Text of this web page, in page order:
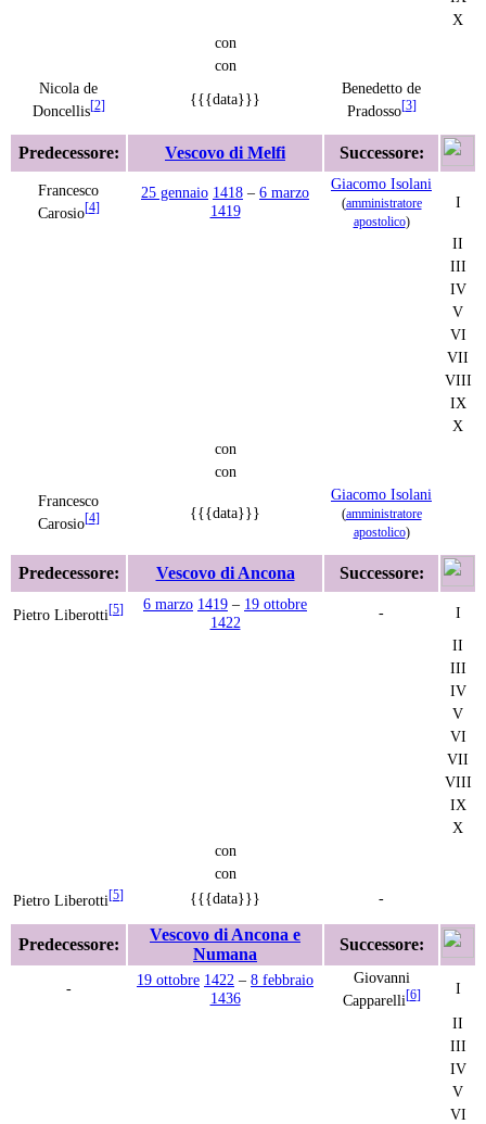
X
con
con
Nicola de
Doncellis[2] {{{data}}}
Benedetto de
Pradosso[3]
Predecessore: Vescovo di Melfi Successore:
Francesco
Carosio[4]
25 gennaio 1418 – 6 marzo
1419
Giacomo Isolani
(amministratore
apostolico)
I
II
III
IV
V
VI
VII
VIII
IX
X
con
con
Francesco
Carosio[4] {{{data}}}
Giacomo Isolani
(amministratore
apostolico)
Predecessore: Vescovo di Ancona Successore:
Pietro Liberotti[5] 6 marzo 1419 – 19 ottobre
1422
-
I
II
III
IV
V
VI
VII
VIII
IX
X
con
con
Pietro Liberotti[5] {{{data}}} -
Predecessore:
Vescovo di Ancona e
Numana
Successore:
- 19 ottobre 1422 – 8 febbraio
1436
Giovanni
Capparelli[6]
I
II
III
IV
V
VI